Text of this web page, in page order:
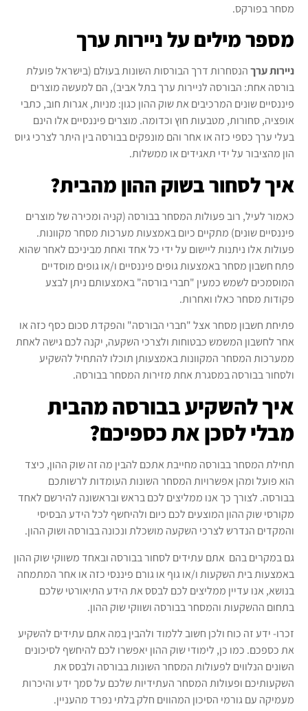
מסחר בפורקס.
מספר מילים על ניירות ערך
ניירות ערךהנסחרות דרך הבורסות השונות בעולם (בישראל פועלת
בורסה אחת: הבורסה לניירות ערך בתל אביב), הם למעשה מוצרים
פיננסיים שונים המרכיבים את שוק ההון כגון: מניות, אגרות חוב, כתבי
אופציה, סחורות, מטבעות חוץ וכדומה. מוצרים פיננסיים אלו הינם
בעלי ערך כספי כזה או אחר והם מונפקים בבורסה בין היתר לצרכי גיוס
הון מהציבור על ידי תאגידים או ממשלות.
איך לסחור בשוק ההון מהבית?
כאמור לעיל, רוב פעולות המסחר בבורסה (קניה ומכירה של מוצרים
פיננסיים שונים) מתקיים כיום באמצעות מערכות מסחר מקוונות.
פעולות אלו ניתנות ליישום על ידי כל אחד ואחת מביניכם לאחר שהוא
פתח חשבון מסחר באמצעות גופים פיננסיים ו/או גופים מוסדיים
המוסמכים לשמש כמעין "חברי בורסה" באמצעותם ניתן לבצע
פקודות מסחר כאלו ואחרות.
פתיחת חשבון מסחר אצל "חברי הבורסה" והפקדת סכום כסף כזה או
אחר לחשבון המשמש כבטוחות ולצרכי השקעה, יקנה לכם גישה לאחת
ממערכות המסחר המקוונות באמצעותן תוכלו להתחיל להשקיע
ולסחור בבורסה במסגרת אחת מזירות המסחר בבורסה.
איך להשקיע בבורסה מהבית
מבלי לסכן את כספיכם?
תחילת המסחר בבורסה מחייבת אתכם להבין מה זה שוק ההון, כיצד
הוא פועל ומהן אפשרויות המסחר השונות העומדות לרשותכם
בבורסה. לצורך כך אנו ממליצים לכם בראש ובראשונה להירשם לאחד
מקורסי שוק ההון המוצעים לכם כיום ולהיחשף לכל הידע הבסיסי
והמקדים הנדרש לצרכי השקעה מושכלת ונכונה בבורסה ושוק ההון.
גם במקרים בהם אתם עתידים לסחור בבורסה ובאחד משווקי שוק ההון
באמצעות בית השקעות ו/או גוף או גורם פיננסי כזה או אחר המתמחה
בנושא, אנו עדיין ממליצים לכם לבסס את הידע התיאורטי שלכם
בתחום ההשקעות והמסחר בבורסה ושווקי שוק ההון.
זכרו- ידע זה כוח ולכן חשוב ללמוד ולהבין במה אתם עתידים להשקיע
את כספכם. כמו כן, לימודי שוק ההון יאפשרו לכם להיחשף לסיכונים
השונים הנלווים לפעולות המסחר השונות בבורסה ולבסס את
השקעותיכם ופעולות המסחר העתידיות שלכם על סמך ידע והיכרות
מעמיקה עם גורמי הסיכון המהווים חלק בלתי נפרד מהעניין.